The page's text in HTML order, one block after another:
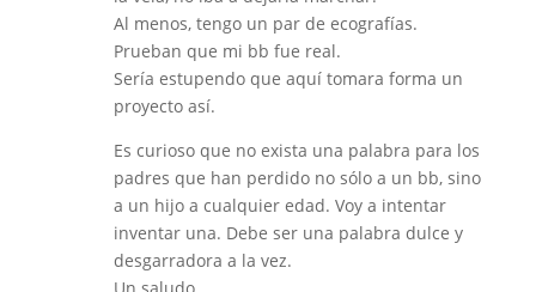
Al menos, tengo un par de ecografías.
Prueban que mi bb fue real.
Sería estupendo que aquí tomara forma un
proyecto así.
Es curioso que no exista una palabra para los
padres que han perdido no sólo a un bb, sino
a un hijo a cualquier edad. Voy a intentar
inventar una. Debe ser una palabra dulce y
desgarradora a la vez.
Un saludo.